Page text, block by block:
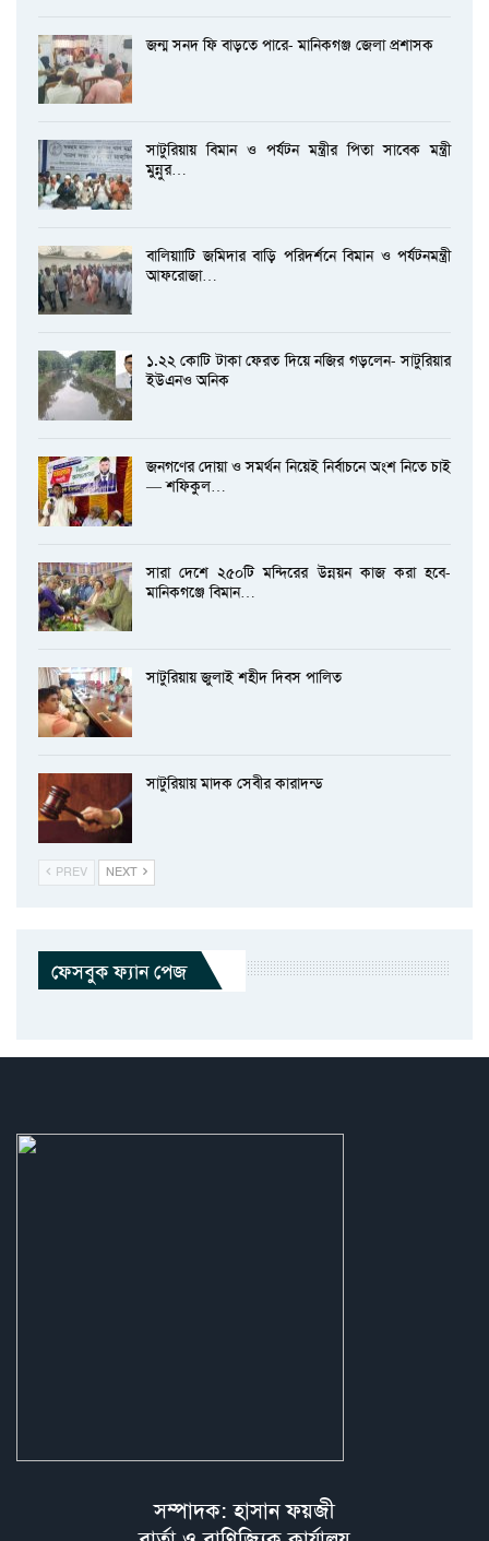
জন্ম সনদ ফি বাড়তে পারে- মানিকগঞ্জ জেলা প্রশাসক
সাটুরিয়ায় বিমান ও পর্যটন মন্ত্রীর পিতা সাবেক মন্ত্রী
মুন্নুর…
বালিয়াাটি জমিদার বাড়ি পরিদর্শনে বিমান ও পর্যটনমন্ত্রী
আফরোজা…
১.২২ কোটি টাকা ফেরত দিয়ে নজির গড়লেন- সাটুরিয়ার
ইউএনও অনিক
জনগণের দোয়া ও সমর্থন নিয়েই নির্বাচনে অংশ নিতে চাই
— শফিকুল…
সারা দেশে ২৫০টি মন্দিরের উন্নয়ন কাজ করা হবে-
মানিকগঞ্জে বিমান…
সাটুরিয়ায় জুলাই শহীদ দিবস পালিত
সাটুরিয়ায় মাদক সেবীর কারাদন্ড
PREV NEXT
ফেসবুক ফ্যান পেজ
সম্পাদক: হাসান ফয়জী